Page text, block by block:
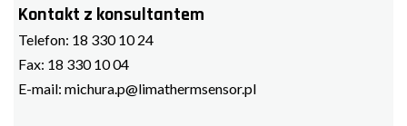
Kontakt z konsultantem
Telefon: 18 330 10 24
Fax: 18 330 10 04
E-mail: michura.p@limathermsensor.pl